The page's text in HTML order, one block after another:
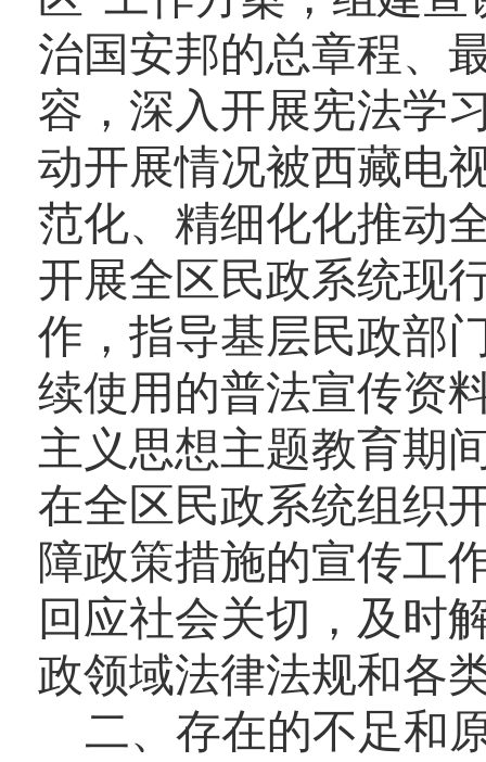
治国安邦的总章程、
容，深入开展宪法学
动开展情况被西藏电
范化、精细化化推动
开展全区民政系统现
作，指导基层民政部
续使用的普法宣传资
主义思想主题教育期
在全区民政系统组织
障政策措施的宣传工
回应社会关切，及时
政领域法律法规和各
二、 存在的不足和